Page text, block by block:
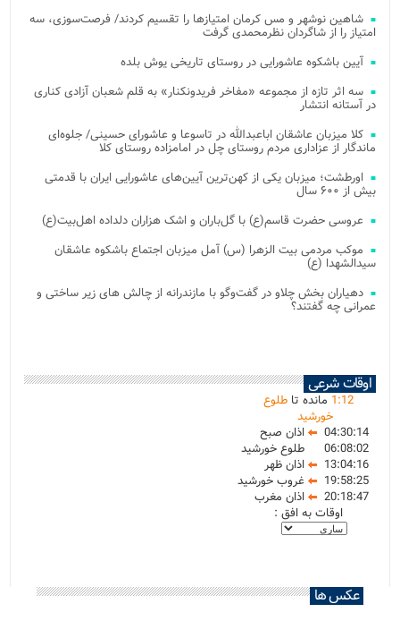
شاهین نوشهر و مس کرمان امتیازها را تقسیم کردند/ فرصت‌سوزی، سه
امتیاز را از شاگردان نظرمحمدی گرفت
آیین باشکوه عاشورایی در روستای تاریخی یوش بلده
سه اثر تازه از مجموعه «مفاخر فریدونکنار» به قلم شعبان آزادی کناری
در آستانه انتشار
کلا میزبان عاشقان اباعبدالله در تاسوعا و عاشورای حسینی/ جلوه‌ای
ماندگار از عزاداری مردم روستای چل در امامزاده روستای کلا
اورطشت؛ میزبان یکی از کهن‌ترین آیین‌های عاشورایی ایران با قدمتی
بیش از ۶۰۰ سال
عروسی حضرت قاسم(ع) با گل‌باران و اشک هزاران دلداده اهل‌بیت(ع)
موکب مردمی بیت‌ الزهرا (س) آمل میزبان اجتماع باشکوه عاشقان
سیدالشهدا (ع)
دهیاران بخش چلاو در گفت‌وگو با مازندرانه از چالش های زیر ساختی و
عمرانی چه گفتند؟
اوقات شرعی
1:12 مانده تاطلوع
خورشید
04:30:14
اذان صبح
06:08:02
طلوع خورشید
13:04:16
اذان ظهر
19:58:25
غروب خورشید
20:18:47
اذان مغرب
اوقات به افق :
عکس ها